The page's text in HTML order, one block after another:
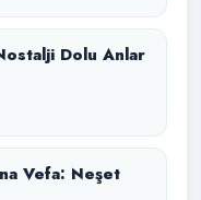
Dolu Anlar
Vefa: Neşet